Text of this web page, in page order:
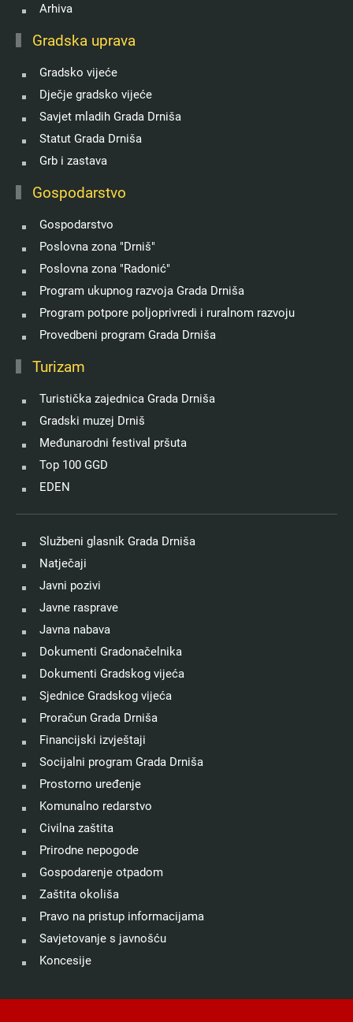
Arhiva
Gradska uprava
Gradsko vijeće
Dječje gradsko vijeće
Savjet mladih Grada Drniša
Statut Grada Drniša
Grb i zastava
Gospodarstvo
Gospodarstvo
Poslovna zona "Drniš"
Poslovna zona "Radonić"
Program ukupnog razvoja Grada Drniša
Program potpore poljoprivredi i ruralnom razvoju
Provedbeni program Grada Drniša
Turizam
Turistička zajednica Grada Drniša
Gradski muzej Drniš
Međunarodni festival pršuta
Top 100 GGD
EDEN
Službeni glasnik Grada Drniša
Natječaji
Javni pozivi
Javne rasprave
Javna nabava
Dokumenti Gradonačelnika
Dokumenti Gradskog vijeća
Sjednice Gradskog vijeća
Proračun Grada Drniša
Financijski izvještaji
Socijalni program Grada Drniša
Prostorno uređenje
Komunalno redarstvo
Civilna zaštita
Prirodne nepogode
Gospodarenje otpadom
Zaštita okoliša
Pravo na pristup informacijama
Savjetovanje s javnošću
Koncesije